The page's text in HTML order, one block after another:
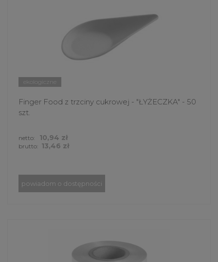
ekologiczne
Finger Food z trzciny cukrowej - "ŁYŻECZKA" - 50
szt.
brutto: 13,46 zł
netto: 10,94 zł
powiadom o dostępności